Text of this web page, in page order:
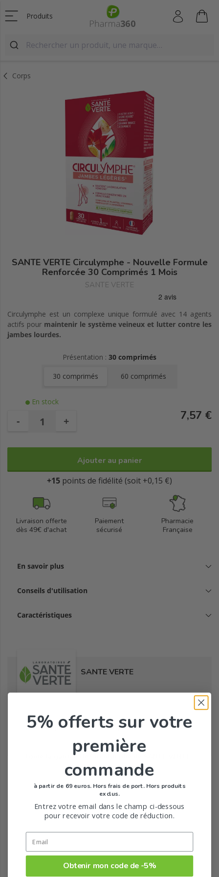
Produits
Corps
SANTE VERTE Circulymphe - Nouvelle Formule
Renforcée 30 Comprimés 1 Mois
SANTE VERTE
Circulymphe est un complexe unique formulé avec 14 agents
actifs pour maintenir le système veineux et lutter contre les
jambes lourdes.
Présentation : 30 comprimés
30 comprimés 60 comprimés
En stock
- + 7,57 €
Ajouter au panier
+15 points de fidélité (soit +0,15 €)
Livraison offerte
dès 49€ d'achat
Paiement
sécurisé
Pharmacie
Française
En savoir plus
Conseils d'utilisation
Caractéristiques
SANTE VERTE
Tous les produits de la marque
Toute la gamme de Circulymphe de SANTE VERTE
5% offerts sur votre
première
commande
à partir de 69 euros. Hors frais de port. Hors produits
exclus.
Entrez votre email dans le champ ci-dessous
pour recevoir votre code de réduction.
Obtenir mon code de -5%